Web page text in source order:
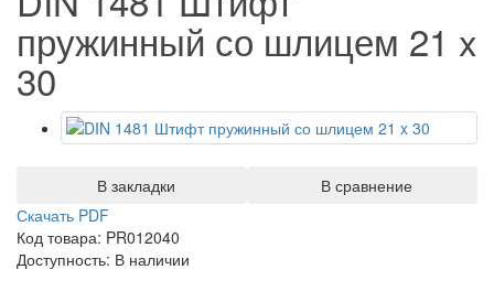
пружинный со шлицем 21 x
30
В закладки
В сравнение
Скачать PDF
Код товара: PR012040
Доступность: В наличии